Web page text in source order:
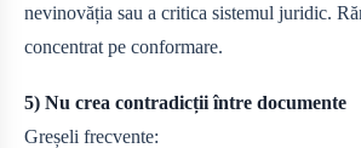
nevinovăția sau a critica sistemul juridic.
concentrat pe conformare.
5) Nu crea contradicții între documente
Greșeli frecvente: